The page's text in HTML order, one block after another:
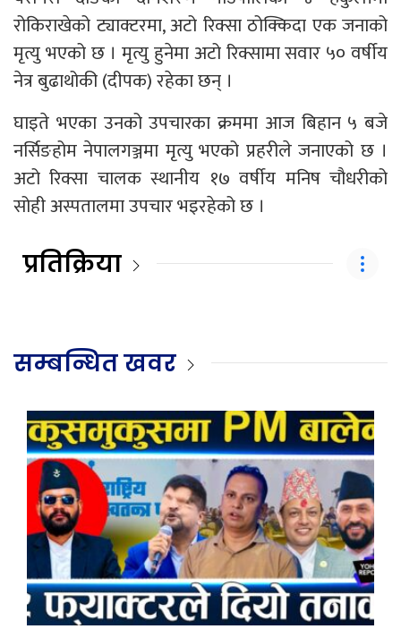
रोकिराखेको ट्याक्टरमा, अटो रिक्सा ठोक्किदा एक जनाको
मृत्यु भएको छ । मृत्यु हुनेमा अटो रिक्सामा सवार ५० वर्षीय
नेत्र बुढाथोकी (दीपक) रहेका छन् ।
घाइते भएका उनको उपचारका क्रममा आज बिहान ५ बजे
नर्सिङहोम नेपालगञ्जमा मृत्यु भएको प्रहरीले जनाएको छ ।
अटो रिक्सा चालक स्थानीय १७ वर्षीय मनिष चौधरीको
सोही अस्पतालमा उपचार भइरहेको छ ।
प्रतिक्रिया
सम्बन्धित खवर